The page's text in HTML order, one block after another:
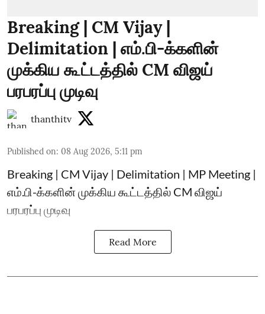
Breaking | CM Vijay |
Delimitation | எம்.பி-க்களின்
முக்கிய கூட்டத்தில் CM விஜய்
பரபரப்பு முடிவு
thanthitv
Published on: 08 Aug 2026, 5:11 pm
Breaking | CM Vijay | Delimitation | MP Meeting |
எம்.பி-க்களின் முக்கிய கூட்டத்தில் CM விஜய்
பரபரப்பு முடிவு
Read More